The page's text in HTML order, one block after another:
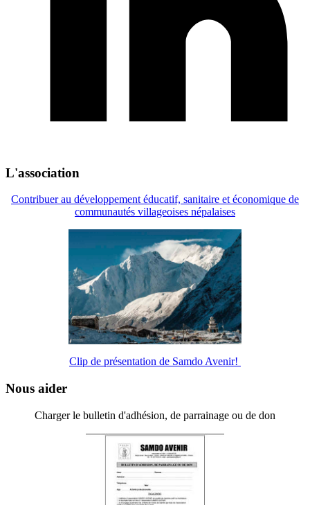
L'association
Contribuer au développement éducatif, sanitaire et économique de
communautés villageoises népalaises
Clip de présentation de Samdo Avenir!
Nous aider
Charger le bulletin d'adhésion, de parrainage ou de don